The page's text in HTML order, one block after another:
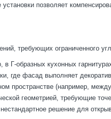
позволяет
требующих ограниченного
образных кухонных
где фасад выполняет
пространстве (например,
геометрией, требующие
решение для